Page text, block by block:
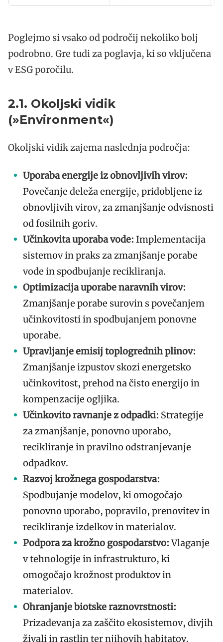
Poglejmo si vsako od področij nekoliko bolj
podrobno. Gre tudi za poglavja, ki so vključena
v ESG poročilu.
2.1. Okoljski vidik
(»Environment«)
Okoljski vidik zajema naslednja področja:
Uporaba energije iz obnovljivih virov:
Povečanje deleža energije, pridobljene iz
obnovljivih virov, za zmanjšanje odvisnosti
od fosilnih goriv.
Učinkovita uporaba vode: Implementacija
sistemov in praks za zmanjšanje porabe
vode in spodbujanje recikliranja.
Optimizacija uporabe naravnih virov:
Zmanjšanje porabe surovin s povečanjem
učinkovitosti in spodbujanjem ponovne
uporabe.
Upravljanje emisij toplogrednih plinov:
Zmanjšanje izpustov skozi energetsko
učinkovitost, prehod na čisto energijo in
kompenzacije ogljika.
Učinkovito ravnanje z odpadki: Strategije
za zmanjšanje, ponovno uporabo,
recikliranje in pravilno odstranjevanje
odpadkov.
Razvoj krožnega gospodarstva:
Spodbujanje modelov, ki omogočajo
ponovno uporabo, popravilo, prenovitev in
recikliranje izdelkov in materialov.
Podpora za krožno gospodarstvo:Vlaganje
v tehnologije in infrastrukturo, ki
omogočajo krožnost produktov in
materialov.
Ohranjanje biotske raznovrstnosti:
Prizadevanja za zaščito ekosistemov, divjih
živali in rastlin ter njihovih habitatov.